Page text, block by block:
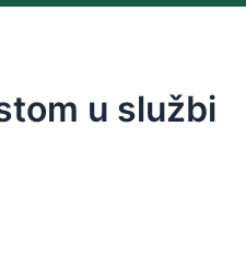
u službi